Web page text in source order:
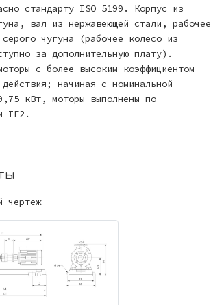
стандарту ISO 5199. Корпус из
вал из нержавеющей стали, рабочее
чугуна (рабочее колесо из
за дополнительную плату).
с более высоким коэффициентом
действия; начиная с номинальной
кВт, моторы выполнены по
IE2.
чертеж